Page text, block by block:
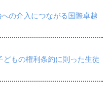
の介入につながる国際卓越
どもの権利条約に則った生徒